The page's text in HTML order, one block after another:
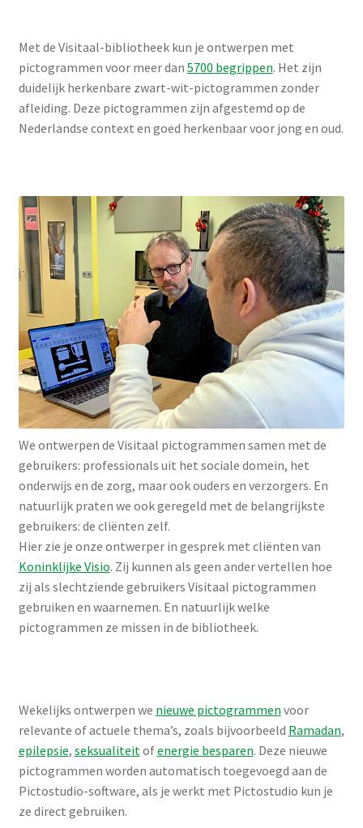
Met de Visitaal-bibliotheek kun je ontwerpen met
pictogrammen voor meer dan 5700 begrippen. Het zijn
duidelijk herkenbare zwart-wit-pictogrammen zonder
afleiding. Deze pictogrammen zijn afgestemd op de
Nederlandse context en goed herkenbaar voor jong en oud.
We ontwerpen de Visitaal pictogrammen samen met de
gebruikers: professionals uit het sociale domein, het
onderwijs en de zorg, maar ook ouders en verzorgers. En
natuurlijk praten we ook geregeld met de belangrijkste
gebruikers: de cliënten zelf.
Hier zie je onze ontwerper in gesprek met cliënten van
Koninklijke Visio. Zij kunnen als geen ander vertellen hoe
zij als slechtziende gebruikers Visitaal pictogrammen
gebruiken en waarnemen. En natuurlijk welke
pictogrammen ze missen in de bibliotheek.
Wekelijks ontwerpen we nieuwe pictogrammen voor
relevante of actuele thema’s, zoals bijvoorbeeld Ramadan,
epilepsie, seksualiteitofenergie besparen. Deze nieuwe
pictogrammen worden automatisch toegevoegd aan de
Pictostudio-software, als je werkt met Pictostudio kun je
ze direct gebruiken.